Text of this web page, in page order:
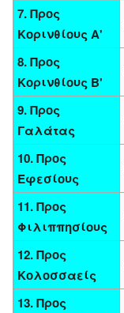
7. Προς
Κορινθίους Α'
8. Προς
Κορινθίους Β'
9. Προς
Γαλάτας
10. Προς
Εφεσίους
11. Προς
Φιλιππησίους
12. Προς
Κολοσσαείς
13. Προς